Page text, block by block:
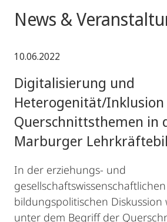
News &
10.06.2022
Digitalisierung und
Heterogenität/Inklusion
Querschnittsthemen in
Marburger
In der erziehungs- und
bildungspolitischen Diskussion
unter dem Begriff der